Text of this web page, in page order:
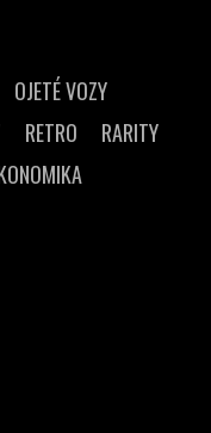
OJETÉ VOZY
RETRO
RARITY